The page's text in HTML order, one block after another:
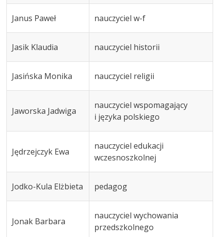
Janus Paweł nauczyciel w-f
Jasik Klaudia nauczyciel historii
Jasińska Monika nauczyciel religii
Jaworska Jadwiga
nauczyciel wspomagający
i języka polskiego
Jędrzejczyk Ewa
nauczyciel edukacji
wczesnoszkolnej
Jodko-Kula Elżbieta pedagog
Jonak Barbara
nauczyciel wychowania
przedszkolnego